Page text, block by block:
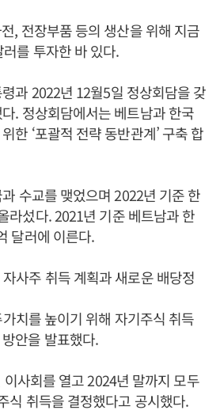
, 전장부품 등의 생산을 위해 지금
를 투자한 바 있다.
과 2022년 12월5일 정상회담을 갖
. 정상회담에서는 베트남과 한국
한 ‘포괄적 전략 동반관계’ 구축 합
수교를 맺었으며 2022년 기준 한
라섰다. 2021년 기준 베트남과 한
달러에 이른다.
사주 취득 계획과 새로운 배당정
치를 높이기 위해 자기주식 취득
안을 발표했다.
사회를 열고 2024년 말까지 모두
식 취득을 결정했다고 공시했다.